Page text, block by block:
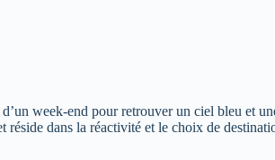
week-end pour retrouver un ciel bleu et
dans la réactivité et le choix de